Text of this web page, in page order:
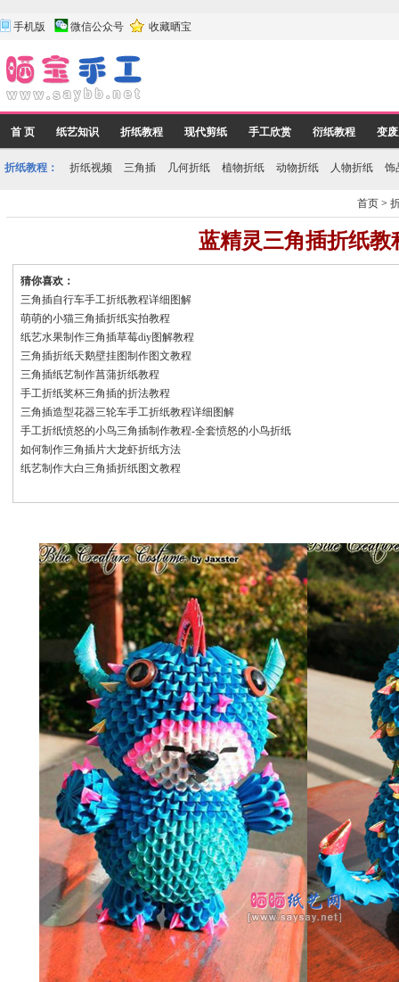
手机版 微信公众号 收藏晒宝
首 页 纸艺知识 折纸教程 现代剪纸 手工欣赏 衍纸教程 变
折纸教程： 折纸视频 三角插 几何折纸 植物折纸 动物折纸 人物折纸 饰
首页 >
蓝精灵三角插折纸教
猜你喜欢：
三角插自行车手工折纸教程详细图解
萌萌的小猫三角插折纸实拍教程
纸艺水果制作三角插草莓diy图解教程
三角插折纸天鹅壁挂图制作图文教程
三角插纸艺制作菖蒲折纸教程
手工折纸奖杯三角插的折法教程
三角插造型花器三轮车手工折纸教程详细图解
手工折纸愤怒的小鸟三角插制作教程-全套愤怒的小鸟折纸
如何制作三角插片大龙虾折纸方法
纸艺制作大白三角插折纸图文教程